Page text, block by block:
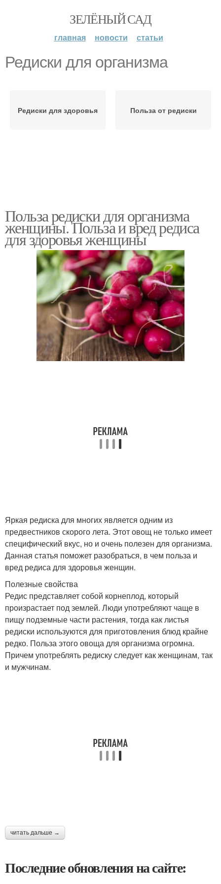
ЗЕЛЁНЫЙ САД
главная новости статьи
Редиски для организма
Редиски для здоровья Польза от редиски
Польза редиски для организма
женщины. Польза и вред редиса
для здоровья женщины
Яркая редиска для многих является одним из
предвестников скорого лета. Этот овощ не только имеет
специфический вкус, но и очень полезен для организма.
Данная статья поможет разобраться, в чем польза и
вред редиса для здоровья женщин.
Полезные свойства
Редис представляет собой корнеплод, который
произрастает под землей. Люди употребляют чаще в
пищу подземные части растения, тогда как листья
редиски используются для приготовления блюд крайне
редко. Польза этого овоща для организма огромна.
Причем употреблять редиску следует как женщинам, так
и мужчинам.
читать дальше →
Последние обновления на сайте: